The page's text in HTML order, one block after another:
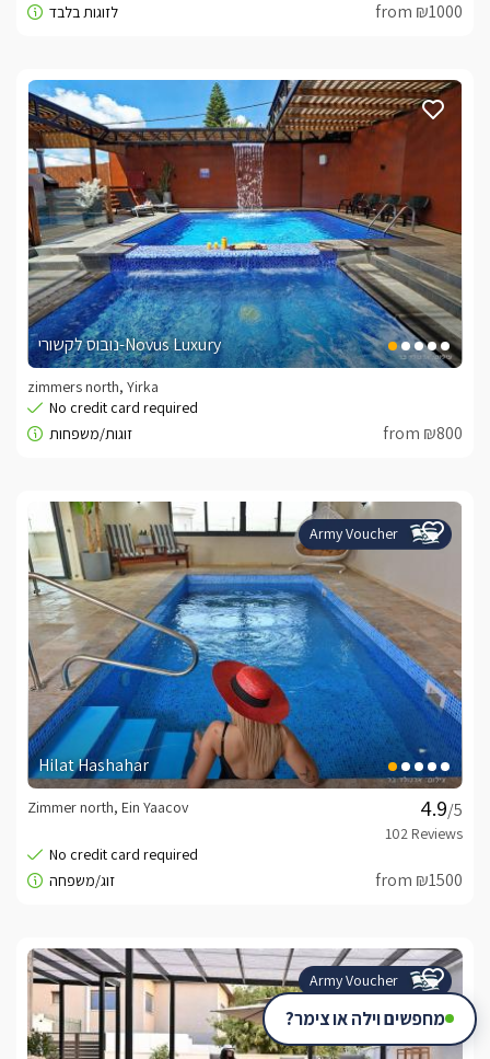
from ₪1000
נובוס לקשורי-Novus Luxury
zimmers north, Yirka
from ₪800
Army Voucher
Hilat Hashahar
/5
Zimmer north, Ein Yaacov
from ₪1500
Army Voucher
מחפשים וילה או צימר?